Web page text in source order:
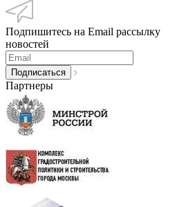
Подпишитесь на Email рассылку
новостей
Партнеры